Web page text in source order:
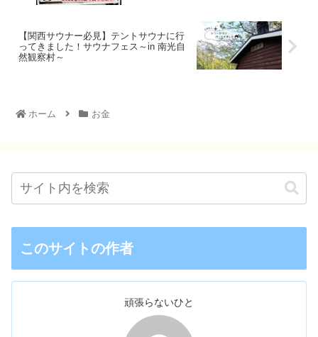
【関西サウナー必見】テントサウナに行
ってきました！サウナフェス～in 南光自
然観察村～
ホーム お金
このサイトの作者
頑張らないひと